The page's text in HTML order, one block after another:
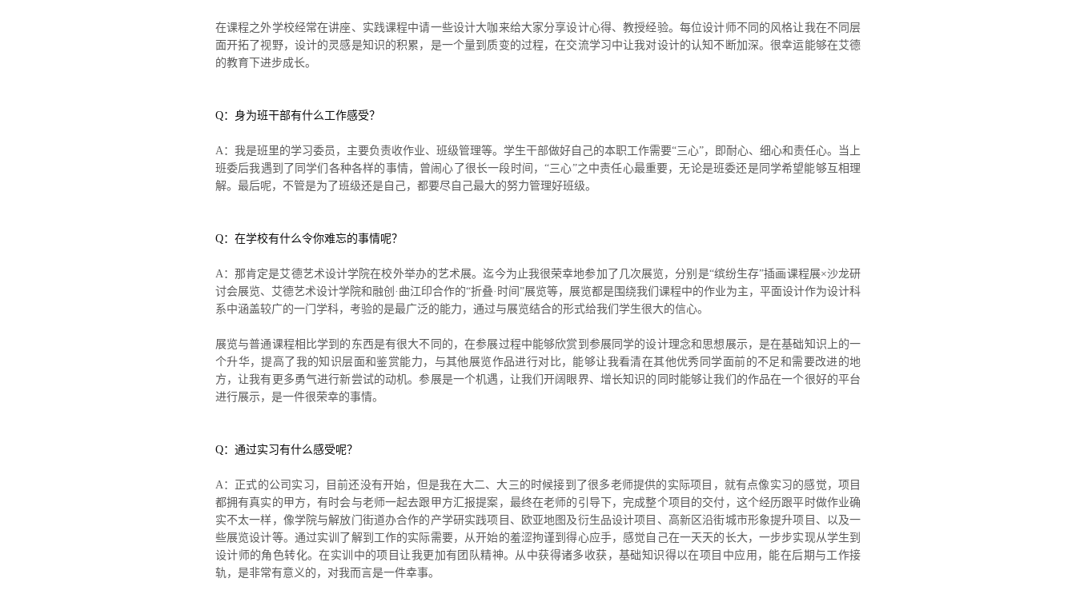
在课程之外学校经常在讲座、实践课程中请一些设计大咖来给大家分享设计心得、教授经验。每位设计师不同的风格让我在不同层
面开拓了视野，设计的灵感是知识的积累，是一个量到质变的过程，在交流学习中让我对设计的认知不断加深。很幸运能够在艾德
的教育下进步成长。
Q：身为班干部有什么工作感受？
A：我是班里的学习委员，主要负责收作业、班级管理等。学生干部做好自己的本职工作需要“三心”，即耐心、细心和责任心。当上
班委后我遇到了同学们各种各样的事情，曾闹心了很长一段时间，“三心”之中责任心最重要，无论是班委还是同学希望能够互相理
解。最后呢，不管是为了班级还是自己，都要尽自己最大的努力管理好班级。
Q：在学校有什么令你难忘的事情呢？
A：那肯定是艾德艺术设计学院在校外举办的艺术展。迄今为止我很荣幸地参加了几次展览，分别是“缤纷生存”插画课程展×沙龙研
讨会展览、艾德艺术设计学院和融创·曲江印合作的“折叠·时间”展览等，展览都是围绕我们课程中的作业为主，平面设计作为设计科
系中涵盖较广的一门学科，考验的是最广泛的能力，通过与展览结合的形式给我们学生很大的信心。
展览与普通课程相比学到的东西是有很大不同的，在参展过程中能够欣赏到参展同学的设计理念和思想展示，是在基础知识上的一
个升华，提高了我的知识层面和鉴赏能力，与其他展览作品进行对比，能够让我看清在其他优秀同学面前的不足和需要改进的地
方，让我有更多勇气进行新尝试的动机。参展是一个机遇，让我们开阔眼界、增长知识的同时能够让我们的作品在一个很好的平台
进行展示，是一件很荣幸的事情。
Q：通过实习有什么感受呢？
A：正式的公司实习，目前还没有开始，但是我在大二、大三的时候接到了很多老师提供的实际项目，就有点像实习的感觉，项目
都拥有真实的甲方，有时会与老师一起去跟甲方汇报提案，最终在老师的引导下，完成整个项目的交付，这个经历跟平时做作业确
实不太一样，像学院与解放门街道办合作的产学研实践项目、欧亚地图及衍生品设计项目、高新区沿街城市形象提升项目、以及一
些展览设计等。通过实训了解到工作的实际需要，从开始的羞涩拘谨到得心应手，感觉自己在一天天的长大，一步步实现从学生到
设计师的角色转化。在实训中的项目让我更加有团队精神。从中获得诸多收获，基础知识得以在项目中应用，能在后期与工作接
轨，是非常有意义的，对我而言是一件幸事。